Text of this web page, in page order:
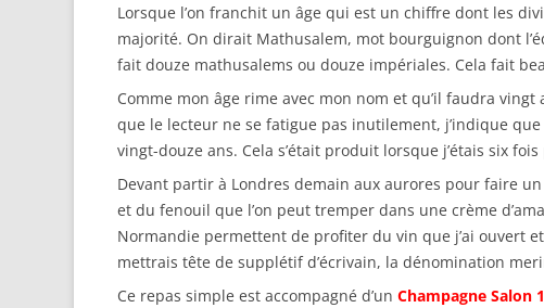
Lorsque l’on franchit un âge qui est un chiffre dont les
majorité. On dirait Mathusalem, mot bourguignon dont
fait douze mathusalems ou douze impériales. Cela fait
Comme mon âge rime avec mon nom et qu’il faudra
que le lecteur ne se fatigue pas inutilement, j’indique
vingt-douze ans. Cela s’était produit lorsque j’étais six
Devant partir à Londres demain aux aurores pour faire
et du fenouil que l’on peut tremper dans une crème
Normandie permettent de profiter du vin que j’ai ouvert
mettrais tête de supplétif d’écrivain, la dénomination
Ce repas simple est accompagné d’un Champagne Salon